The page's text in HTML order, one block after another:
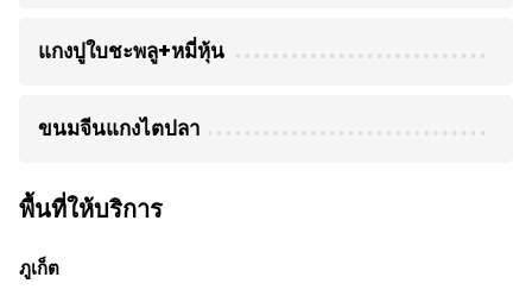
แกงปูใบชะพลู+หมี่หุ้น
ขนมจีนแกงไตปลา
พื้นที่ให้บริการ
ภูเก็ต